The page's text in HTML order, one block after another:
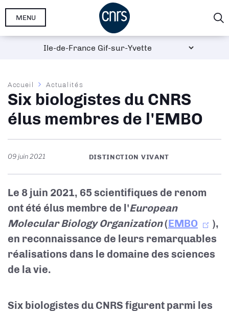
Aller
MENU
Fil
d'Ariane
Accueil Actualités
Six biologistes du CNRS
élus membres de l'EMBO
09 juin 2021 DISTINCTION VIVANT
Le 8 juin 2021, 65 scientifiques de renom
ont été élus membre de l'European
Molecular Biology Organization(EMBO
),
en reconnaissance de leurs remarquables
réalisations dans le domaine des sciences
de la vie.
Six biologistes du CNRS figurent parmi les